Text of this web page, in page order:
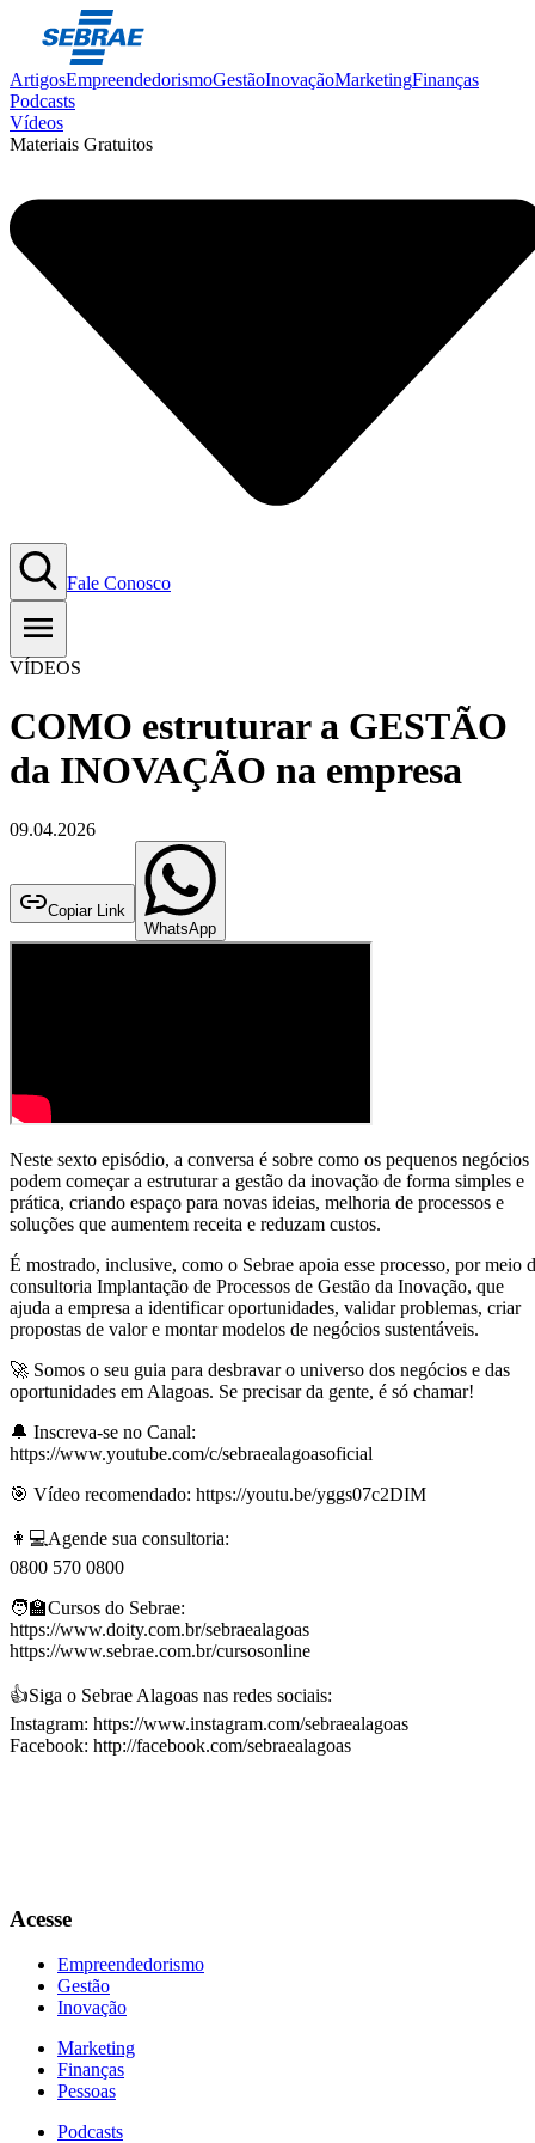
ArtigosEmpreendedorismoGestãoInovaçãoMarketingFinanças
Podcasts
Vídeos
Materiais Gratuitos
Fale Conosco
VÍDEOS
COMO estruturar a GESTÃO
da INOVAÇÃO na empresa
09.04.2026
Copiar Link
WhatsApp
Neste sexto episódio, a conversa é sobre como os pequenos negócios
podem começar a estruturar a gestão da inovação de forma simples e
prática, criando espaço para novas ideias, melhoria de processos e
soluções que aumentem receita e reduzam custos.
É mostrado, inclusive, como o Sebrae apoia esse processo, por meio
consultoria Implantação de Processos de Gestão da Inovação, que
ajuda a empresa a identificar oportunidades, validar problemas, criar
propostas de valor e montar modelos de negócios sustentáveis.
🚀 Somos o seu guia para desbravar o universo dos negócios e das
oportunidades em Alagoas. Se precisar da gente, é só chamar!
🔔 Inscreva-se no Canal:
https://www.youtube.com/c/sebraealagoasoficial
🎯 Vídeo recomendado: https://youtu.be/yggs07c2DIM
👩💻Agende sua consultoria:
0800 570 0800
🧑‍🏫Cursos do Sebrae:
https://www.doity.com.br/sebraealagoas
https://www.sebrae.com.br/cursosonline
👍Siga o Sebrae Alagoas nas redes sociais:
Instagram: https://www.instagram.com/sebraealagoas
Facebook: http://facebook.com/sebraealagoas
Acesse
Empreendedorismo
Gestão
Inovação
Marketing
Finanças
Pessoas
Podcasts